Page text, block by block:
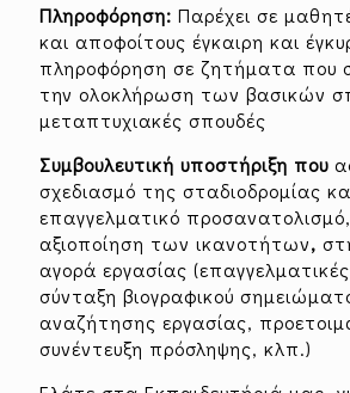
Πληροφόρηση: Παρέχει σε
και αποφοίτους έγκαιρη και
πληροφόρηση σε ζητήματα που
την ολοκλήρωση των βασικών
μεταπτυχιακές σπουδές
Συμβουλευτική υποστήριξη που
σχεδιασμό της σταδιοδρομίας
επαγγελματικό
αξιοποίηση των ικανοτήτων,
αγορά εργασίας
σύνταξη βιογραφικού
αναζήτησης εργασίας,
συνέντευξη πρόσληψης, κλπ.)